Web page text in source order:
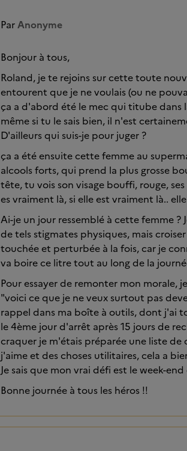
ParAnonyme
Bonjour à tous,
Roland, je te rejoins sur cette toute
entourent que je ne voulais (ou ne
ça a d'abord été le mec qui titube
même si tu le sais bien, il n'est
D'ailleurs qui suis-je pour juger ?
ça a été ensuite cette femme au
alcools forts, qui prend la plus grosse
tête, tu vois son visage bouffi, rouge,
es vraiment là, si elle est vraiment là..
Ai-je un jour ressemblé à cette femme
de tels stigmates physiques, mais
touchée et perturbée à la fois, car je
va boire ce litre tout au long de la
Pour essayer de remonter mon morale,
"voici ce que je ne veux surtout pas
rappel dans ma boîte à outils, dont j'ai
le 4ème jour d'arrêt après 15 jours de
craquer je m'étais préparée une liste de
j'aime et des choses utilitaires, cela a
Je sais que mon vrai défi est le week-
Bonne journée à tous les héros !!